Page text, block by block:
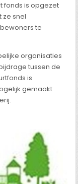
fonds is opgezet
snel
te
organisaties
tussen de
is
gemaakt